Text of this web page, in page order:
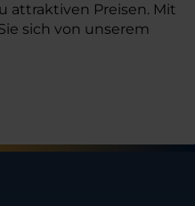
attraktiven Preisen. Mit
sich von unserem